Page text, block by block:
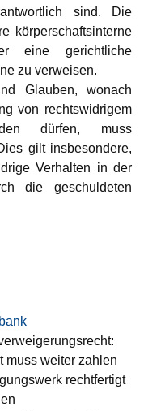
sind. Die
körperschaftsinterne
eine gerichtliche
zu verweisen.
Glauben, wonach
von rechtswidrigem
dürfen, muss
gilt insbesondere,
Verhalten in der
die geschuldeten
muss weiter zahlen
rechtfertigt